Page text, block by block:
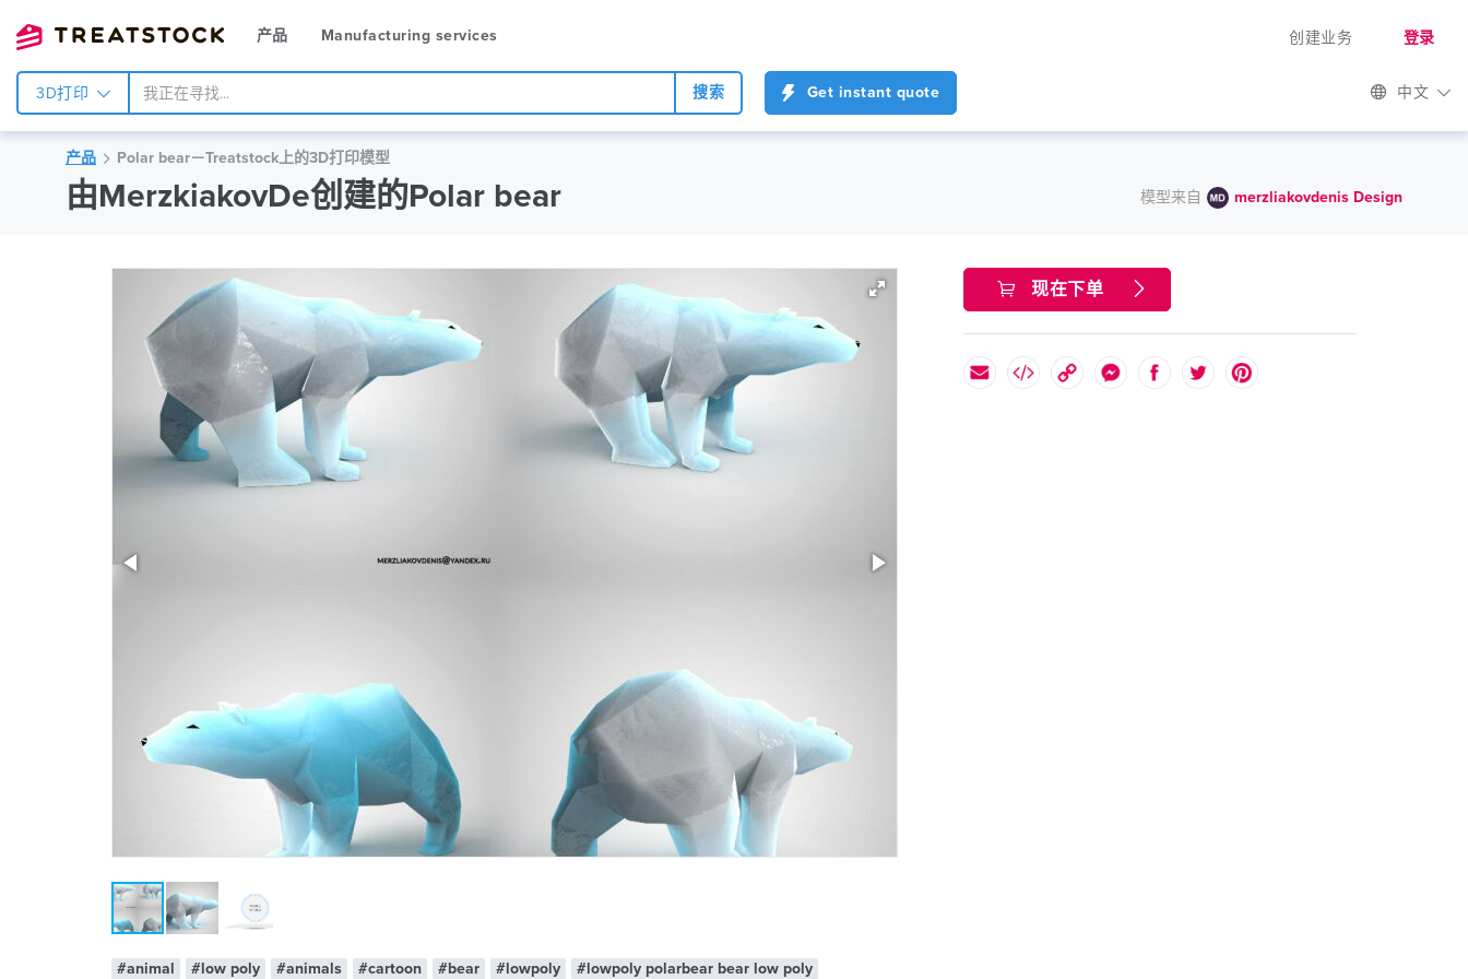
产品 Manufacturing services 创建业务 登录
3D打印 搜索 Get instant quote 中文
产品 Polar bear－Treatstock上的3D打印模型
由MerzkiakovDe创建的Polar bear 模型来自 merzliakovdenis Design
#animal #low poly #animals #cartoon #bear #lowpoly #lowpoly polarbear bear low poly
现在下单